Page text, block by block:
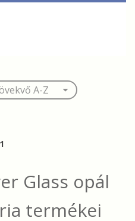
1
Glass opál
termékei